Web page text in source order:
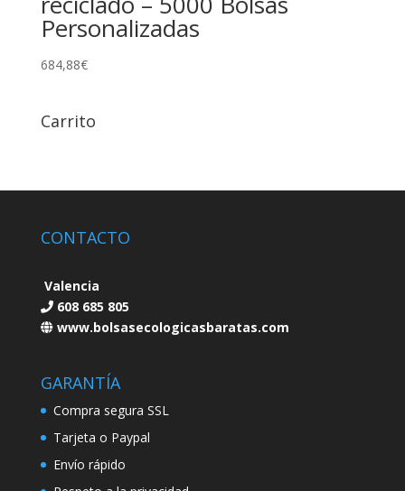
Personalizadas
684,88€
Carrito
CONTACTO
Valencia
608 685 805
www.bolsasecologicasbaratas.com
GARANTÍA
Compra segura SSL
Tarjeta o Paypal
Envío rápido